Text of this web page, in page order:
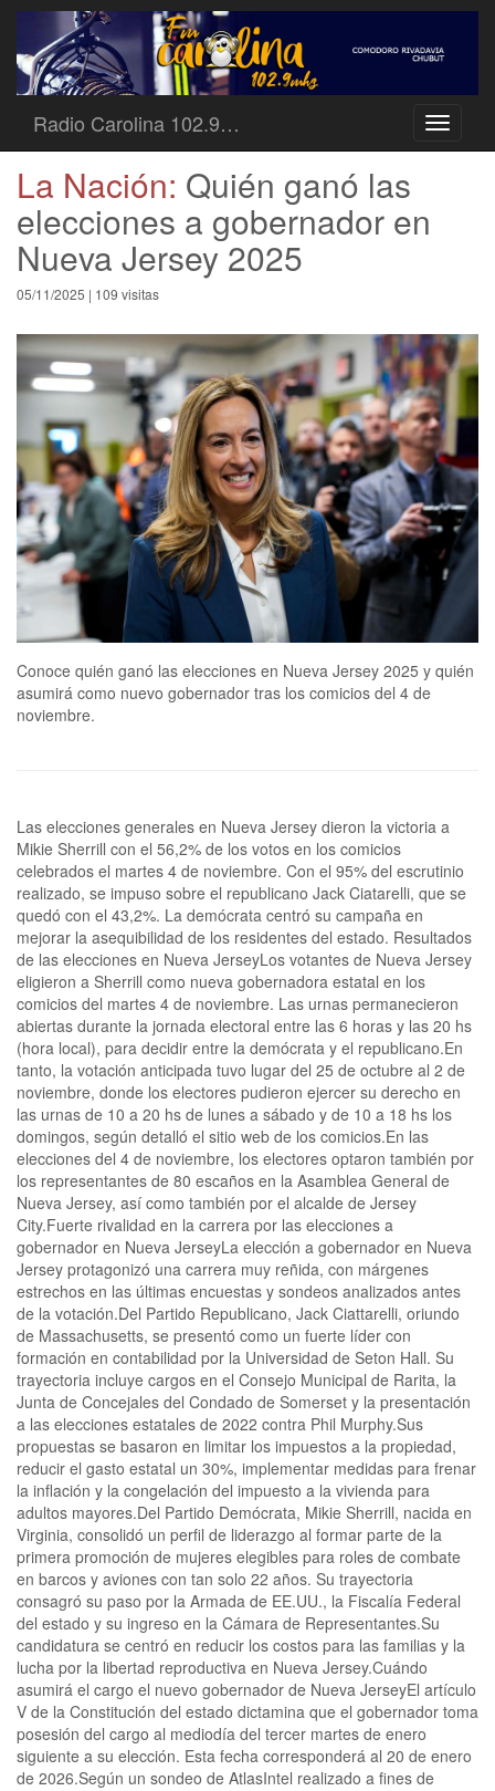
Toggle
Radio Carolina 102.9…
La Nación: Quién ganó las
elecciones a gobernador en
Nueva Jersey 2025
05/11/2025 | 109 visitas
Conoce quién ganó las elecciones en Nueva Jersey 2025 y quién
asumirá como nuevo gobernador tras los comicios del 4 de
noviembre.
Las elecciones generales en Nueva Jersey dieron la victoria a
Mikie Sherrill con el 56,2% de los votos en los comicios
celebrados el martes 4 de noviembre. Con el 95% del escrutinio
realizado, se impuso sobre el republicano Jack Ciatarelli, que se
quedó con el 43,2%. La demócrata centró su campaña en
mejorar la asequibilidad de los residentes del estado. Resultados
de las elecciones en Nueva JerseyLos votantes de Nueva Jersey
eligieron a Sherrill como nueva gobernadora estatal en los
comicios del martes 4 de noviembre. Las urnas permanecieron
abiertas durante la jornada electoral entre las 6 horas y las 20 hs
(hora local), para decidir entre la demócrata y el republicano.En
tanto, la votación anticipada tuvo lugar del 25 de octubre al 2 de
noviembre, donde los electores pudieron ejercer su derecho en
las urnas de 10 a 20 hs de lunes a sábado y de 10 a 18 hs los
domingos, según detalló el sitio web de los comicios.En las
elecciones del 4 de noviembre, los electores optaron también por
los representantes de 80 escaños en la Asamblea General de
Nueva Jersey, así como también por el alcalde de Jersey
City.Fuerte rivalidad en la carrera por las elecciones a
gobernador en Nueva JerseyLa elección a gobernador en Nueva
Jersey protagonizó una carrera muy reñida, con márgenes
estrechos en las últimas encuestas y sondeos analizados antes
de la votación.Del Partido Republicano, Jack Ciattarelli, oriundo
de Massachusetts, se presentó como un fuerte líder con
formación en contabilidad por la Universidad de Seton Hall. Su
trayectoria incluye cargos en el Consejo Municipal de Rarita, la
Junta de Concejales del Condado de Somerset y la presentación
a las elecciones estatales de 2022 contra Phil Murphy.Sus
propuestas se basaron en limitar los impuestos a la propiedad,
reducir el gasto estatal un 30%, implementar medidas para frenar
la inflación y la congelación del impuesto a la vivienda para
adultos mayores.Del Partido Demócrata, Mikie Sherrill, nacida en
Virginia, consolidó un perfil de liderazgo al formar parte de la
primera promoción de mujeres elegibles para roles de combate
en barcos y aviones con tan solo 22 años. Su trayectoria
consagró su paso por la Armada de EE.UU., la Fiscalía Federal
del estado y su ingreso en la Cámara de Representantes.Su
candidatura se centró en reducir los costos para las familias y la
lucha por la libertad reproductiva en Nueva Jersey.Cuándo
asumirá el cargo el nuevo gobernador de Nueva JerseyEl artículo
V de la Constitución del estado dictamina que el gobernador toma
posesión del cargo al mediodía del tercer martes de enero
siguiente a su elección. Esta fecha corresponderá al 20 de enero
de 2026.Según un sondeo de AtlasIntel realizado a fines de